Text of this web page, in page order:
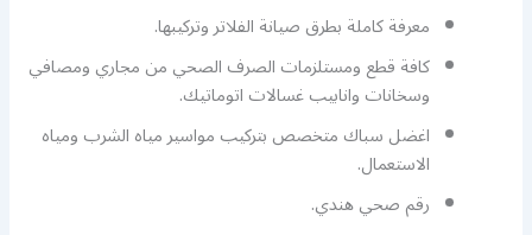
معرفة كاملة بطرق صيانة الفلاتر وتركيبها.
كافة قطع ومستلزمات الصرف الصحي من مجاري ومصافي
وسخانات وانابيب غسالات اتوماتيك.
اغضل سباك متخصص بتركيب مواسير مياه الشرب ومياه
الاستعمال.
رقم صحي هندي.